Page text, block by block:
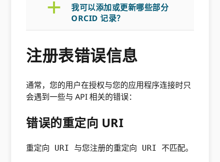
a
我可以添加或更新哪些部分
ORCID 记录？
注册表错误信息
通常，您的用户在授权与您的应用程序连接时只
会遇到一些与 API 相关的错误：
错误的重定向 URI
重定向 URI 与您注册的重定向 URI 不匹配。